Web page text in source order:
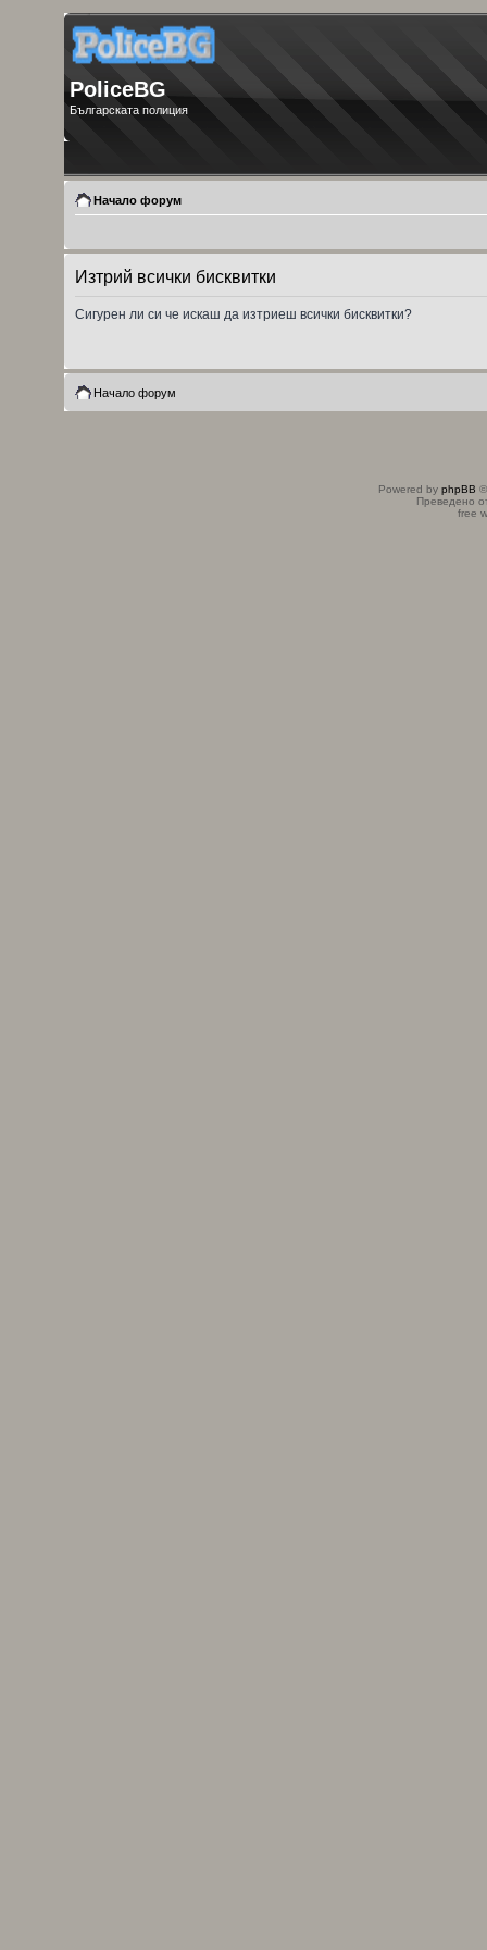
PoliceBG
Българската полиция
Начало форум
Изтрий всички бисквитки
Сигурен ли си че искаш да изтриеш всички бисквитки?
Начало форум
Powered by phpBB
Преведено
free